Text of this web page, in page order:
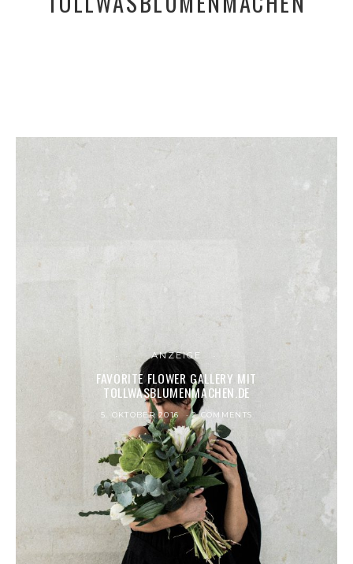
ANZEIGE
FAVORITE FLOWER GALLERY MIT
TOLLWASBLUMENMACHEN.DE
5. OKTOBER 2016 2 COMMENTS